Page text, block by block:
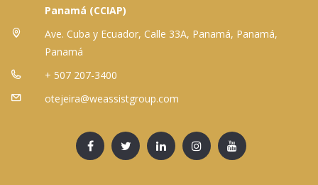
Panamá (CCIAP)
Ave. Cuba y Ecuador, Calle 33A, Panamá, Panamá,
Panamá
+ 507 207-3400
otejeira@weassistgroup.com